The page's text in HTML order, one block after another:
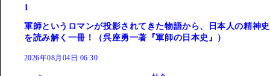
1
軍師というロマンが投影されてきた物語から、日本人の精神史
を読み解く一冊！（呉座勇一著『軍師の日本史』）
2026年08月04日 06:30